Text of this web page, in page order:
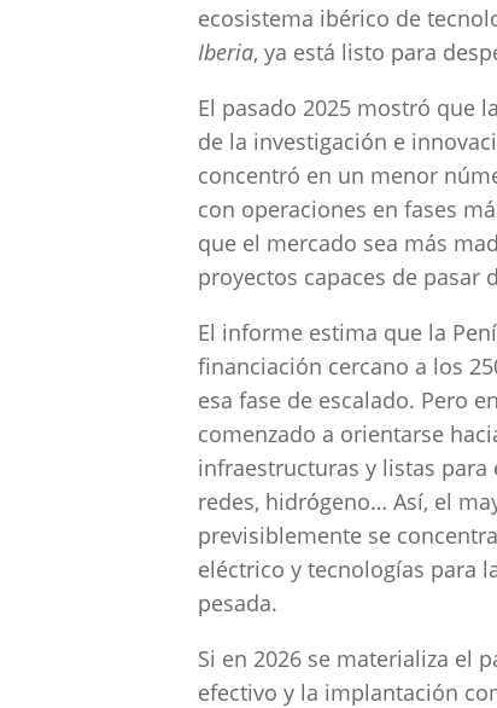
ecosistema ibérico de
Iberia, ya está listo para
El pasado 2025 mostró que
de la investigación e
concentró en un menor
con operaciones en fases
que el mercado sea más
proyectos capaces de
El informe estima que la
financiación cercano a los
esa fase de escalado. Pero
comenzado a orientarse
infraestructuras y listas
redes, hidrógeno… Así, el
previsiblemente se
eléctrico y tecnologías para
pesada.
Si en 2026 se materializa el
efectivo y la implantación